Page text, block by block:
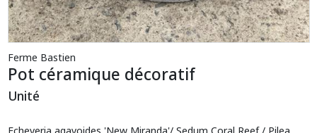
Ferme Bastien
Pot céramique décoratif
Unité